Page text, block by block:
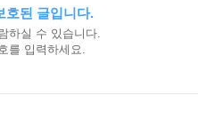
호된 글입니다.
하실 수 있습니다.
를 입력하세요.